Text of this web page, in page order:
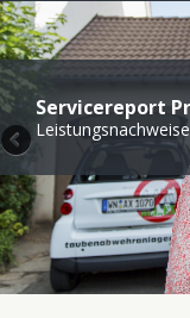
Servicereport